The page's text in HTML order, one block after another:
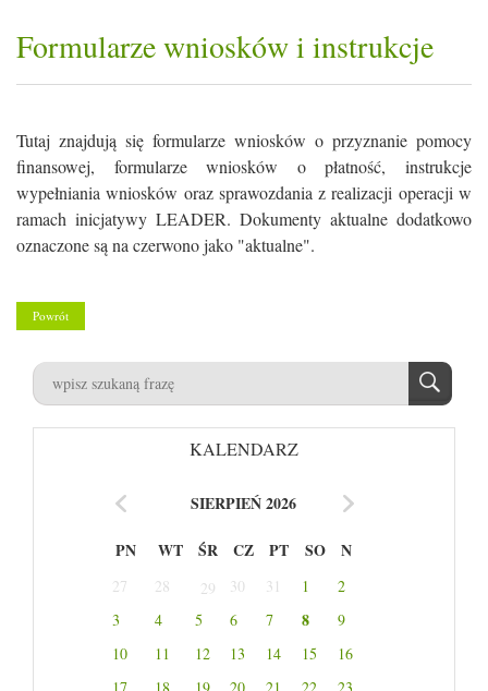
Formularze wniosków i instrukcje
Tutaj znajdują się formularze wniosków o przyznanie pomocy
finansowej, formularze wniosków o płatność, instrukcje
wypełniania wniosków oraz sprawozdania z realizacji operacji w
ramach inicjatywy LEADER. Dokumenty aktualne dodatkowo
oznaczone są na czerwono jako "aktualne".
Powrót
KALENDARZ
SIERPIEŃ 2026
PN WT ŚR CZ PT SO N
27 28 29 30 31 1
2
3
4 5 6 7 8
9
10
11 12 13 14 15
16